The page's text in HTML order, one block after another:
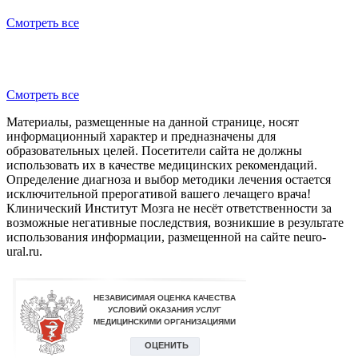
Смотреть все
Смотреть все
Материалы, размещенные на данной странице, носят
информационный характер и предназначены для
образовательных целей. Посетители сайта не должны
использовать их в качестве медицинских рекомендаций.
Определение диагноза и выбор методики лечения остается
исключительной прерогативой вашего лечащего врача!
Клинический Институт Мозга не несёт ответственности за
возможные негативные последствия, возникшие в результате
использования информации, размещенной на сайте neuro-
ural.ru.